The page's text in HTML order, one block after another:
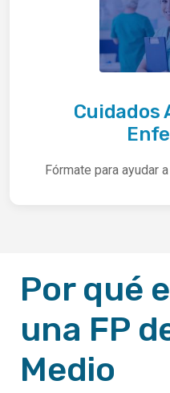
Cuidados
Fórmate para ayudar
Por qué
una FP
Medio